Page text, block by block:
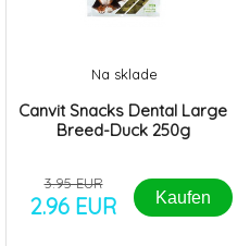
Canvit Snacks Dental Large
Breed-Duck 250g
Na sklade
3.95 EUR
2.96 EUR Kaufen